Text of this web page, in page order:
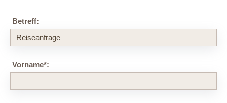
Betreff:
Vorname*: